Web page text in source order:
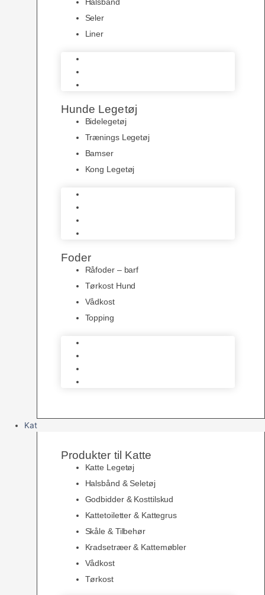
Seler
Liner
Hunde Legetøj
Bidelegetøj
Trænings Legetøj
Bamser
Kong Legetøj
Foder
Råfoder – barf
Tørkost Hund
Vådkost
Topping
Kat
Produkter til Katte
Katte Legetøj
Halsbånd & Seletøj
Godbidder & Kosttilskud
Kattetoiletter & Kattegrus
Skåle & Tilbehør
Kradsetræer & Kattemøbler
Vådkost
Tørkost